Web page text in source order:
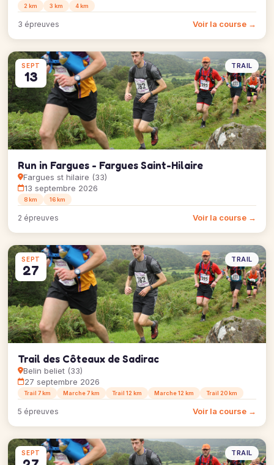
2 km 3 km 4 km
3 épreuves Voir la course →
SEPT
13
TRAIL
Run in Fargues - Fargues Saint-Hilaire
Fargues st hilaire (33)
13 septembre 2026
8 km 16 km
2 épreuves Voir la course →
SEPT
27
TRAIL
Trail des Côteaux de Sadirac
Belin beliet (33)
27 septembre 2026
Trail 7 km Marche 7 km Trail 12 km Marche 12 km Trail 20 km
5 épreuves Voir la course →
SEPT TRAIL